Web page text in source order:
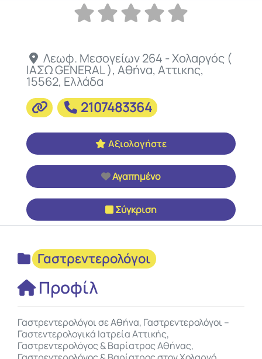
Λεωφ. Μεσογείων 264 - Χολαργός (
ΙΑΣΩ GENERAL ), Αθήνα, Αττικης,
15562, Ελλάδα
2107483364
Αξιολογήστε
Αγαπημένο
Σύγκριση
Γαστρεντερολόγοι
Προφίλ
Γαστρεντερολόγοι σε Αθήνα, Γαστρεντερολόγοι –
Γαστεντερολογικά Ιατρεία Αττικής,
Γαστρεντερολόγος & Βαρίατρος Αθήνας,